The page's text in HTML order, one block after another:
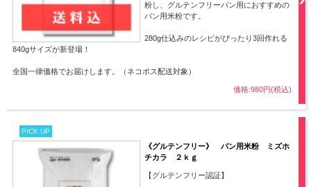
粉し、グルテンフリーパン用におすすめの
パン用米粉です。
280g仕込みのレシピがぴったり3回作れる
840gサイズが新登場！
全国一律価格でお届けします。（ネコポス配送対象）
価格:980円(税込)
PICK UP
《グルテンフリー》 パン用米粉 ミズホ
チカラ ２ｋｇ
【グルテンフリー認証】